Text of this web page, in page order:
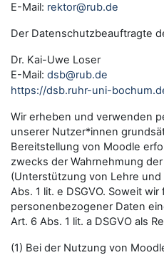
E-Mail: rektor@rub.de
Der Datenschutzbeauftragte
Dr. Kai-Uwe Loser
E-Mail: dsb@rub.de
https://dsb.ruhr-uni-
Wir erheben und verwenden
unserer Nutzer*innen
Bereitstellung von Moodle
zwecks der Wahrnehmung
(Unterstützung von Lehre
Abs. 1 lit. e DSGVO. Soweit
personenbezogener Daten
Art. 6 Abs. 1 lit. a DSGVO als
(1) Bei der Nutzung von